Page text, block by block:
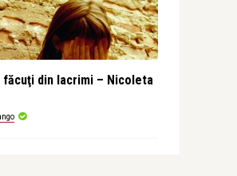
făcuţi din lacrimi – Nicoleta